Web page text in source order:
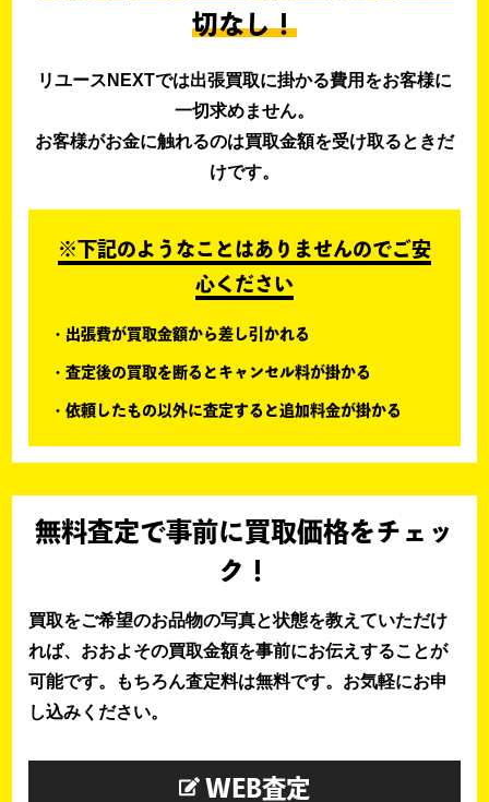
切なし！
リユースNEXTでは出張買取に掛かる費用をお客様に
一切求めません。
お客様がお金に触れるのは買取金額を受け取るときだ
けです。
※下記のようなことはありませんのでご安
心ください
出張費が買取金額から差し引かれる
査定後の買取を断るとキャンセル料が掛かる
依頼したもの以外に査定すると追加料金が掛かる
無料査定で事前に買取価格をチェッ
ク！
買取をご希望のお品物の写真と状態を教えていただけ
れば、おおよその買取金額を事前にお伝えすることが
可能です。もちろん査定料は無料です。お気軽にお申
し込みください。
WEB査定